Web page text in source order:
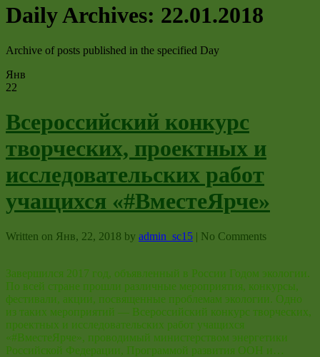
Daily Archives: 22.01.2018
Archive of posts published in the specified Day
Янв
22
Всероссийский конкурс
творческих, проектных и
исследовательских работ
учащихся «#ВместеЯрче»
Written on Янв, 22, 2018 by admin_sc15 | No Comments
Завершился 2017 год, объявленный в России Годом экологии.
По всей стране прошли различные мероприятия, конкурсы,
фестивали, акции, посвященные проблемам экологии. Одно
из таких мероприятий — Всероссийский конкурс творческих,
проектных и исследовательских работ учащихся
«#ВместеЯрче», проводимый министерством энергетики
Российской Федерации, Программой развития ООН и…